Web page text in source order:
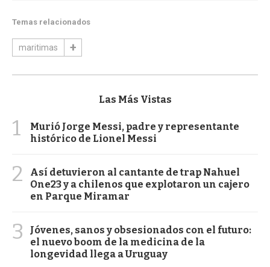
Temas relacionados
maritimas
Las Más Vistas
1
Murió Jorge Messi, padre y representante
histórico de Lionel Messi
2
Así detuvieron al cantante de trap Nahuel
One23 y a chilenos que explotaron un cajero
en Parque Miramar
3
Jóvenes, sanos y obsesionados con el futuro:
el nuevo boom de la medicina de la
longevidad llega a Uruguay